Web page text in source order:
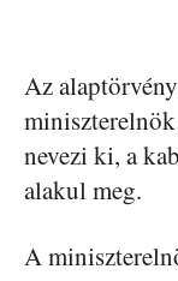
Az
miniszterelnök
nevezi ki, a
alakul meg.
A